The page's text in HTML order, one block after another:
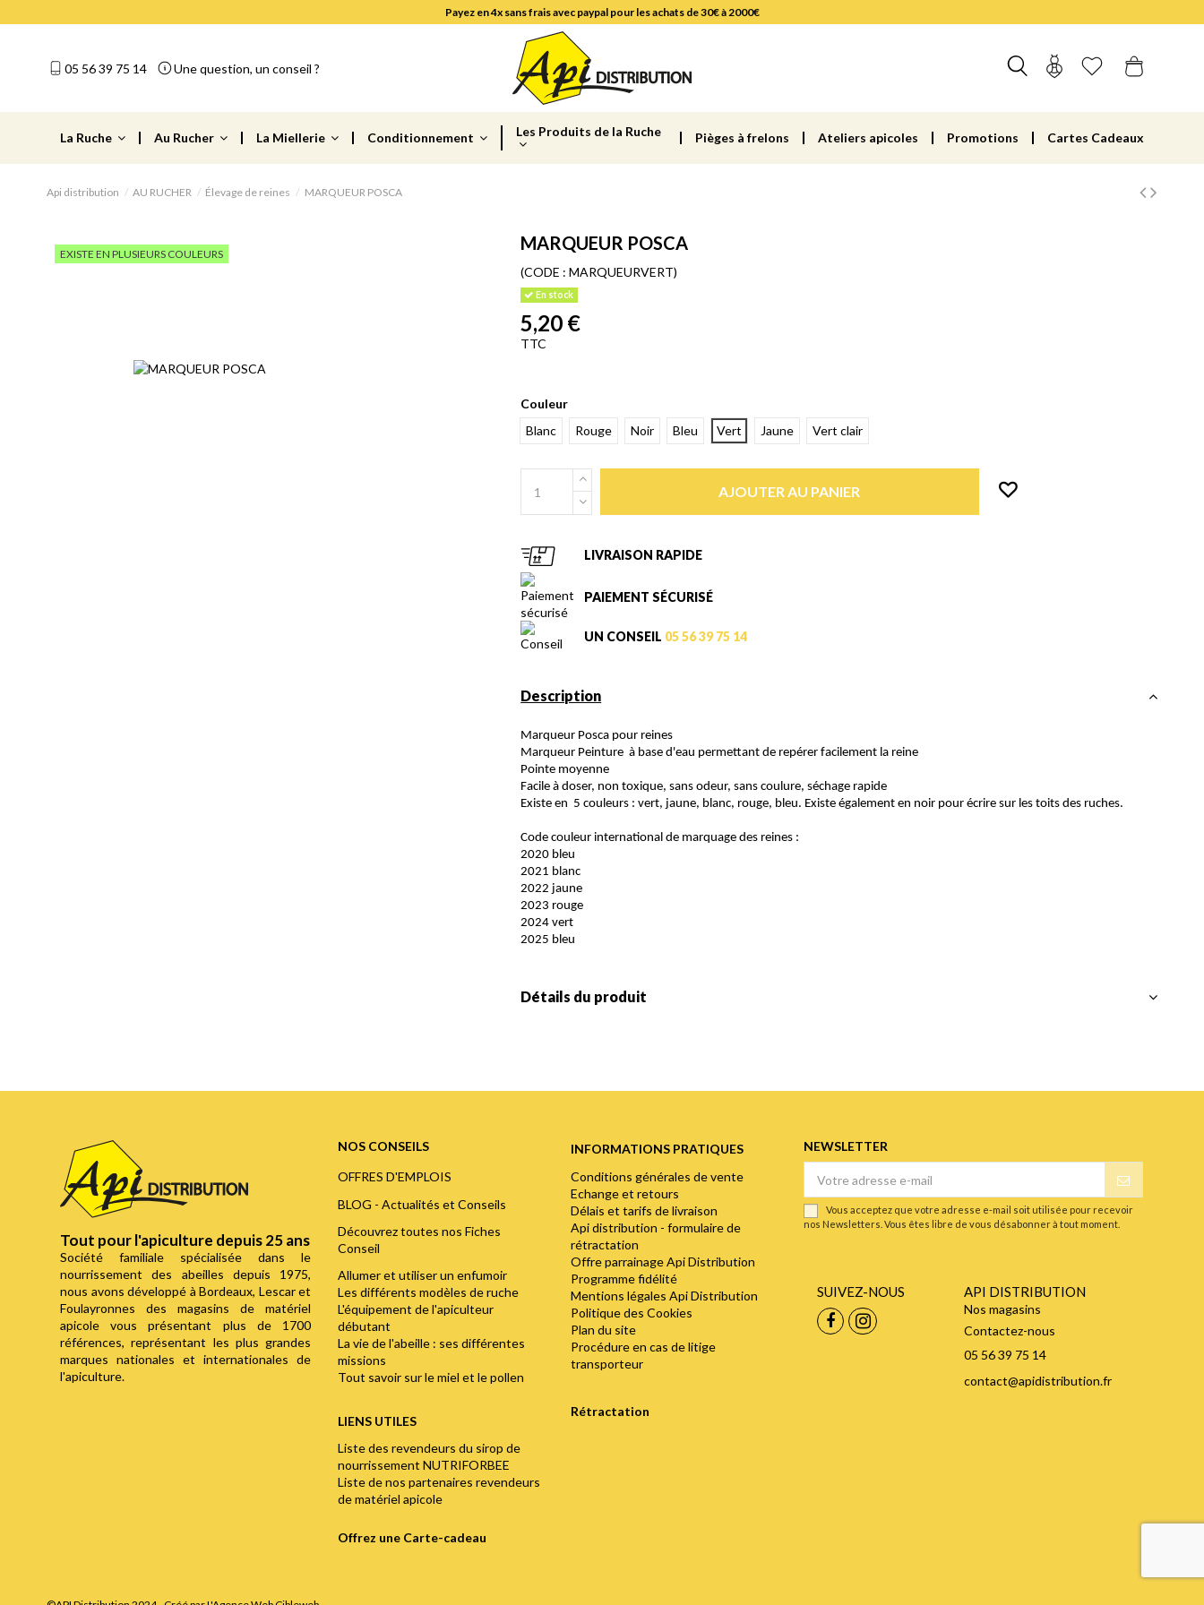
Payez en 4x sans frais avec paypal pour les achats de 30€ à 2000€
05 56 39 75 14 Une question, un conseil ?
La Ruche Au Rucher La Miellerie Conditionnement Les Produits de la Ruche Pièges à frelons Ateliers apicoles Promotions Cartes Cadeaux
Api distribution AU RUCHER Élevage de reines MARQUEUR POSCA
EXISTE EN PLUSIEURS COULEURS
MARQUEUR POSCA
(CODE : MARQUEURVERT)
En stock
5,20 €
TTC
Couleur
Blanc
Rouge Noir Bleu Vert Jaune Vert clair
AJOUTER AU PANIER
LIVRAISON RAPIDE
PAIEMENT SÉCURISÉ
UN CONSEIL 05 56 39 75 14
Description
Marqueur Posca pour reines
Marqueur Peinture à base d'eau permettant de repérer facilement la reine
Pointe moyenne
Facile à doser, non toxique, sans odeur, sans coulure, séchage rapide
Existe en 5 couleurs : vert, jaune, blanc, rouge, bleu. Existe également en noir pour écrire sur les toits des ruches.
Code couleur international de marquage des reines :
2020 bleu
2021 blanc
2022 jaune
2023 rouge
2024 vert
2025 bleu
Détails du produit
Tout pour l'apiculture depuis 25 ans
Société familiale spécialisée dans le
nourrissement des abeilles depuis 1975,
nous avons développé à Bordeaux, Lescar et
Foulayronnes des magasins de matériel
apicole vous présentant plus de 1700
références, représentant les plus grandes
marques nationales et internationales de
l'apiculture.
NOS CONSEILS
OFFRES D'EMPLOIS
BLOG - Actualités et Conseils
Découvrez toutes nos Fiches
Conseil
Allumer et utiliser un enfumoir
Les différents modèles de ruche
L'équipement de l'apiculteur
débutant
La vie de l'abeille : ses différentes
missions
Tout savoir sur le miel et le pollen
LIENS UTILES
Liste des revendeurs du sirop de
nourrissement NUTRIFORBEE
Liste de nos partenaires revendeurs
de matériel apicole
Offrez une Carte-cadeau
INFORMATIONS PRATIQUES
Conditions générales de vente
Echange et retours
Délais et tarifs de livraison
Api distribution - formulaire de
rétractation
Offre parrainage Api Distribution
Programme fidélité
Mentions légales Api Distribution
Politique des Cookies
Plan du site
Procédure en cas de litige
transporteur
Rétractation
NEWSLETTER
Vous acceptez que votre adresse e-mail soit utilisée pour recevoir
nos Newsletters. Vous êtes libre de vous désabonner à tout moment.
SUIVEZ-NOUS API DISTRIBUTION
Nos magasins
Contactez-nous
05 56 39 75 14
contact@apidistribution.fr